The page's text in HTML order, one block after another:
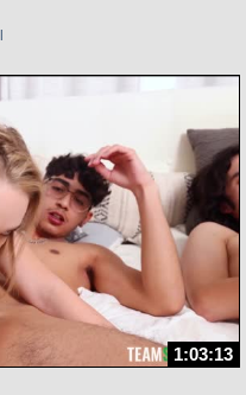
1:03:13